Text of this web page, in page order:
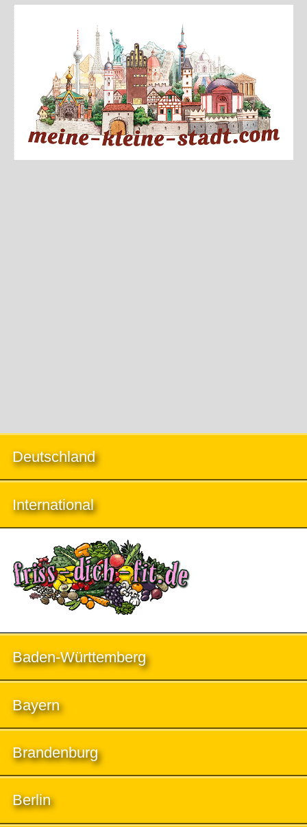
Deutschland
International
Baden-Württemberg
Bayern
Brandenburg
Berlin